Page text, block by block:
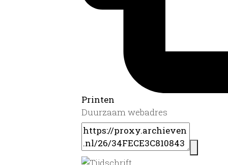
Printen
Duurzaam webadres